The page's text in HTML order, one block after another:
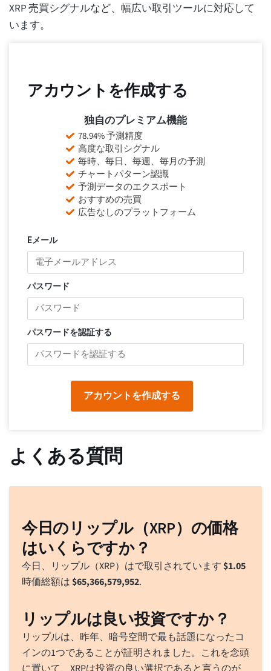
XRP 売買シグナルなど、幅広い取引ツールに対応して
います。
アカウントを作成する
Eメール
パスワード
パスワードを認証する
アカウントを作成する
独自のプレミアム機能
78.94% 予測精度
高度な取引シグナル
毎時、毎日、毎週、毎月の予測
チャートパターン認識
予測データのエクスポート
おすすめの売買
広告なしのプラットフォーム
よくある質問
今日のリップル（XRP）の価格
はいくらですか？
今日、リップル（XRP）はで取引されています$1.05
時価総額は$65,366,579,952.
リップルは良い投資ですか？
リップルは、昨年、暗号空間で最も話題になったコ
インの1つであることが証明されました。これを念頭